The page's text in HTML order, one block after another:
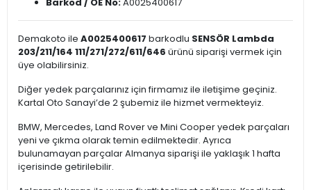
Barkod / OE No:A0025400617
Demakoto ile A0025400617 barkodlu SENSÖR Lambda
203/211/164 111/271/272/611/646 ürünü siparişi vermek için
üye olabilirsiniz.
Diğer yedek parçalarınız için firmamız ile iletişime geçiniz.
Kartal Oto Sanayi’de 2 şubemiz ile hizmet vermekteyiz.
BMW, Mercedes, Land Rover ve Mini Cooper yedek parçaları
yeni ve çıkma olarak temin edilmektedir. Ayrıca
bulunamayan parçalar Almanya siparişi ile yaklaşık 1 hafta
içerisinde getirilebilir.